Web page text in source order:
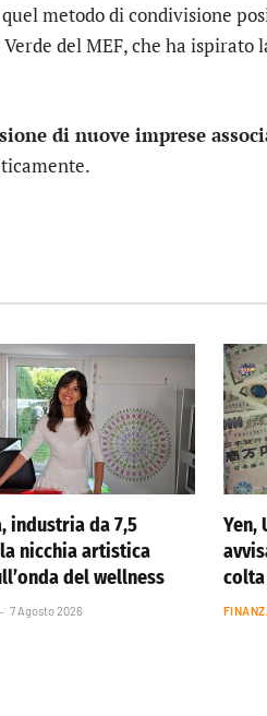
metodo di condivisione
del MEF, che ha ispirato
di nuove imprese
industria da 7,5
nicchia artistica
del wellness
7 Agosto 2026
Yen,